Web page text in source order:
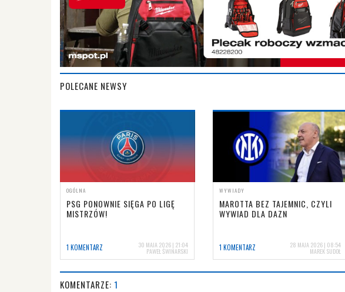
POLECANE NEWSY
OGÓLNA
PSG PONOWNIE SIĘGA PO LIGĘ
MISTRZÓW!
1 KOMENTARZ 30 MAJA 2026 | 21:04
PAWEŁ ŚWINARSKI
WYWIADY
MAROTTA BEZ TAJEMNIC, CZYLI
WYWIAD DLA DAZN
1 KOMENTARZ 28 MAJA 2026 | 08:54
MAREK SUDOŁ
KOMENTARZE: 1